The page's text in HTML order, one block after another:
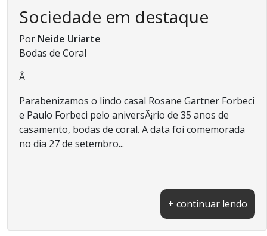
Sociedade em destaque
Por Neide Uriarte
Bodas de Coral
Â
Parabenizamos o lindo casal Rosane Gartner Forbeci
e Paulo Forbeci pelo aniversÃ¡rio de 35 anos de
casamento, bodas de coral. A data foi comemorada
no dia 27 de setembro...
+ continuar lendo